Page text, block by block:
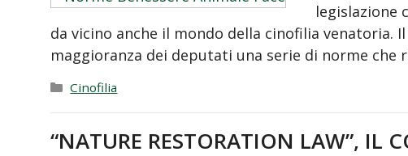
legislazione
da vicino anche il mondo della cinofilia
maggioranza dei deputati una serie di norme che
Categorie
Cinofilia
“NATURE RESTORATION LAW”, IL